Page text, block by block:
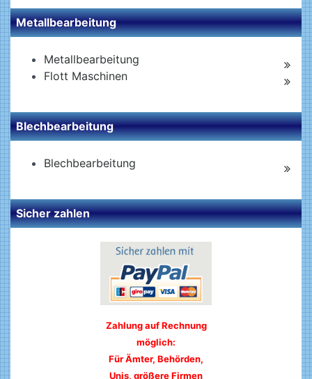
Metallbearbeitung
Metallbearbeitung
Flott Maschinen
Blechbearbeitung
Blechbearbeitung
Sicher zahlen
Zahlung auf Rechnung
möglich:
Für Ämter, Behörden,
Unis, größere Firmen